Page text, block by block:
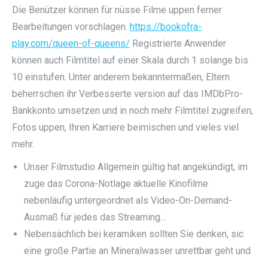
Die Benützer können für nüsse Filme uppen ferner
Bearbeitungen vorschlagen. https://bookofra-
play.com/queen-of-queens/ Registrierte Anwender
können auch Filmtitel auf einer Skala durch 1 solange bis
10 einstufen. Unter anderem bekanntermaßen, Eltern
beherrschen ihr Verbesserte version auf das IMDbPro-
Bankkonto umsetzen und in noch mehr Filmtitel zugreifen,
Fotos uppen, Ihren Karriere beimischen und vieles viel
mehr.
Unser Filmstudio Allgemein gültig hat angekündigt, im
zuge das Corona-Notlage aktuelle Kinofilme
nebenläufig untergeordnet als Video-On-Demand-
Ausmaß für jedes das Streaming…
Nebensächlich bei keramiken sollten Sie denken, sic
eine große Partie an Mineralwasser unrettbar geht und